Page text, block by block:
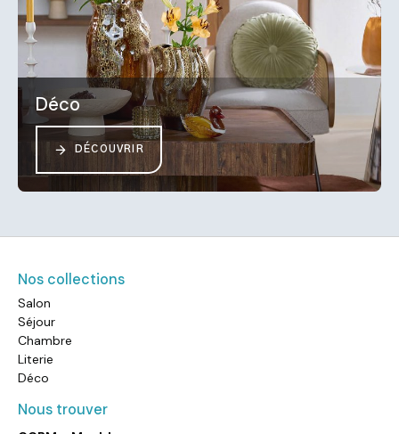
Déco
DÉCOUVRIR
Nos collections
Salon
Séjour
Chambre
Literie
Déco
Nous trouver